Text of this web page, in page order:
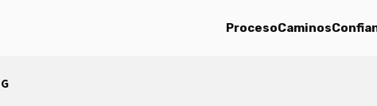
ProcesoCaminos